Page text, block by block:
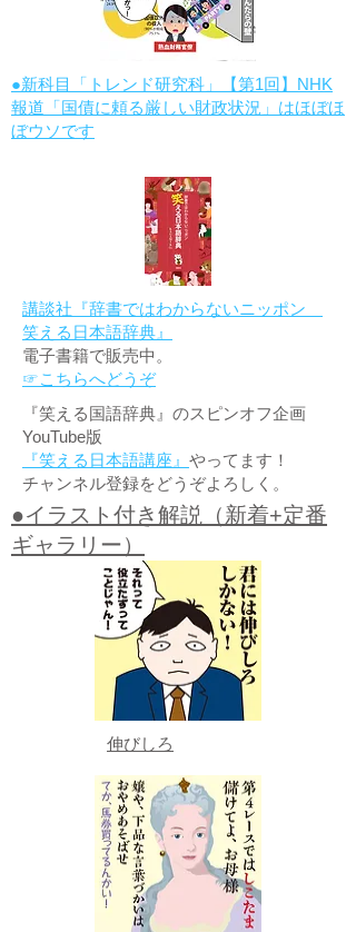
●新科目「トレンド研究科」【第1回】NHK
報道「国債に頼る厳しい財政状況」はほぼほ
ぼウソです
講談社『辞書ではわからないニッポン
笑える日本語辞典』
電子書籍で販売中。
☞こちらへどうぞ
『笑える国語辞典』のスピンオフ企画
YouTube版
『笑える日本語講座』 やってます！
チャンネル登録をどうぞよろしく。
●イラスト付き解説（新着+定番
ギャラリー）
伸びしろ